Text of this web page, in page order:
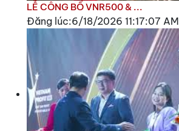
LỄ CÔNG BỐ VNR500 & ...
Đăng lúc:6/18/2026 11:17:07 AM